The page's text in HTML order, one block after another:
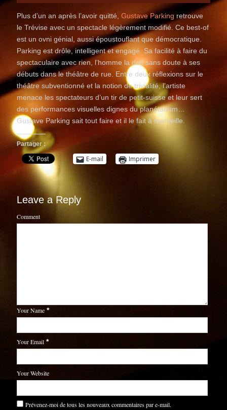
Plus d’un an après l’avoir quitté,Gustave Parking retrouve
le Trévise avec un spectacle légèrement modi­fié. Ce best-of
est un ovni génial, aussi époustouflant que démocratique.
Parking est drôle, intelligent et engagé. Sa facilité à faire du
spectaculaire avec rien, l’homme la doit sans doute à ses
débuts dans le théâtre de rue. Entre deux réflexions sur le
théâtre subventionné et la notion de trivialité, l’artiste
menace les spectateurs d’un tir de petit-suisse et leur sert
des performances visuelles dignes du planétarium…
Gustave Parking sait tout faire et il le fait à merveille.
Partager :
E-mail Imprimer
Leave a Reply
Comment
Your Name *
Your Email *
Your Website
Prévenez-moi de tous les nouveaux commentaires par e-mail.